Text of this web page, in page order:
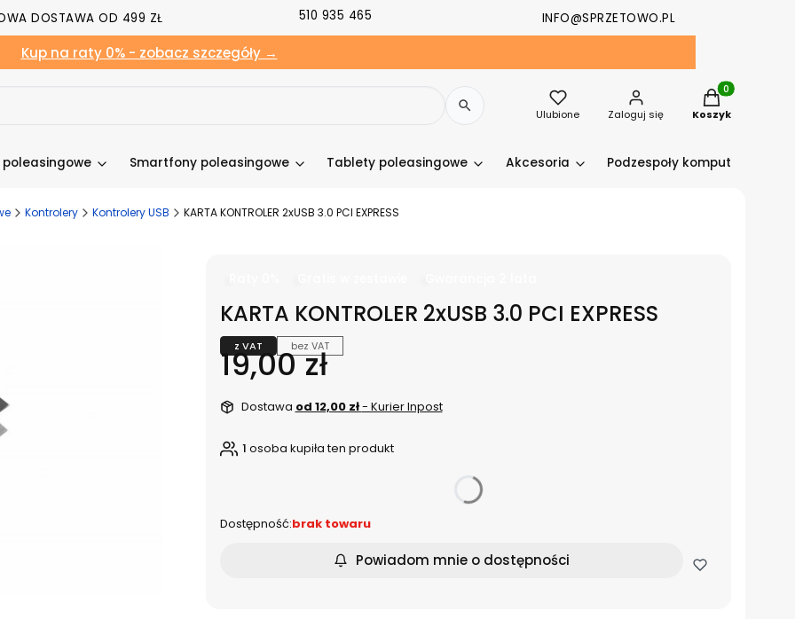
DOSTAWA OD 499 ZŁ 510 935 465 INFO@SPRZETOWO.PL
Kup na raty 0% - zobacz szczegóły →
Ulubione Zaloguj się
Produkty w
Koszyk
Smartfony poleasingowe Tablety poleasingowe Akcesoria Podzespoły komputerowe
Kontrolery Kontrolery USB KARTA KONTROLER 2xUSB 3.0 PCI EXPRESS
KARTA KONTROLER 2xUSB 3.0 PCI EXPRESS
z VAT bez VAT
Cena
19,00 zł
Dostawa od 12,00 zł- Kurier Inpost
1 osoba kupiła ten produkt
Dostępność:brak towaru
Powiadom mnie o dostępności